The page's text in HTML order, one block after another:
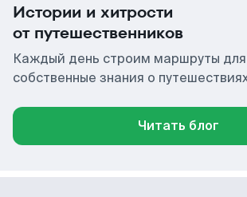
Истории и хитрости
от путешественников
Каждый день строим маршруты для
собственные знания о
Читать блог